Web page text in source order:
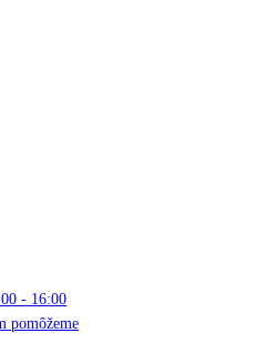
- 16:00
pomôžeme